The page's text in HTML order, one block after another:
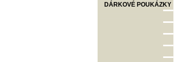
DÁRKOVÉ POUKÁZKY